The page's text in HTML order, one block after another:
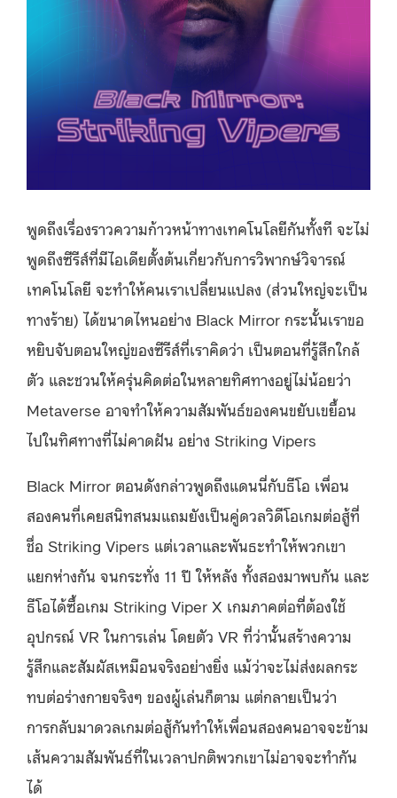
พูดถึงเรื่องราวความก้าวหน้าทางเทคโนโลยีกันทั้งที จะไม่
พูดถึงซีรีส์ที่มีไอเดียตั้งต้นเกี่ยวกับการวิพากษ์วิจารณ์
เทคโนโลยี จะทำให้คนเราเปลี่ยนแปลง (ส่วนใหญ่จะเป็น
ทางร้าย) ได้ขนาดไหนอย่าง Black Mirror กระนั้นเราขอ
หยิบจับตอนใหญ่ของซีรีส์ที่เราคิดว่า เป็นตอนที่รู้สึกใกล้
ตัว และชวนให้ครุ่นคิดต่อในหลายทิศทางอยู่ไม่น้อยว่า
Metaverse อาจทำให้ความสัมพันธ์ของคนขยับเขยื้อน
ไปในทิศทางที่ไม่คาดฝัน อย่าง Striking Vipers
Black Mirror ตอนดังกล่าวพูดถึงแดนนี่กับธีโอ เพื่อน
สองคนที่เคยสนิทสนมแถมยังเป็นคู่ดวลวิดีโอเกมต่อสู้ที่
ชื่อ Striking Vipers แต่เวลาและพันธะทำให้พวกเขา
แยกห่างกัน จนกระทั่ง 11 ปี ให้หลัง ทั้งสองมาพบกัน และ
ธีโอได้ซื้อเกม Striking Viper X เกมภาคต่อที่ต้องใช้
อุปกรณ์ VR ในการเล่น โดยตัว VR ที่ว่านั้นสร้างความ
รู้สึกและสัมผัสเหมือนจริงอย่างยิ่ง แม้ว่าจะไม่ส่งผลกระ
ทบต่อร่างกายจริงๆ ของผู้เล่นก็ตาม แต่กลายเป็นว่า
การกลับมาดวลเกมต่อสู้กันทำให้เพื่อนสองคนอาจจะข้าม
เส้นความสัมพันธ์ที่ในเวลาปกติพวกเขาไม่อาจจะทำกัน
ได้